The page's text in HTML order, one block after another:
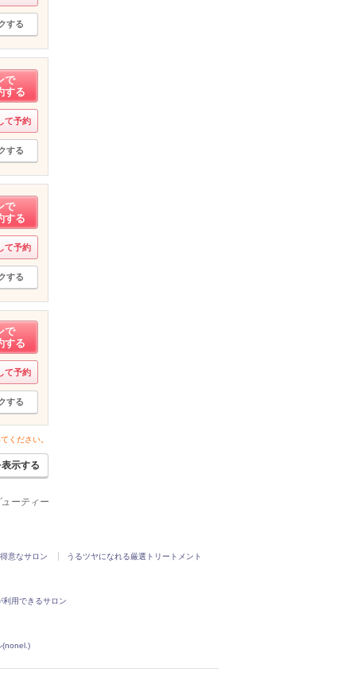
する
で
する
て予約
する
で
する
て予約
する
で
する
て予約
する
ください。
示する
ーティー
意なサロン
うるツヤになれる厳選トリートメント
利用できるサロン
(nonel.)